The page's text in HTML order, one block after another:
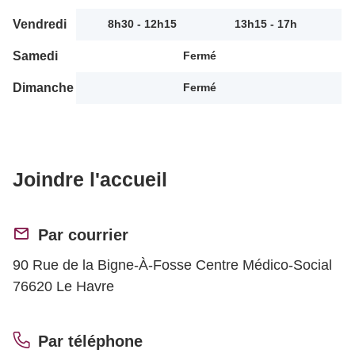
Vendredi 8h30 - 12h15 13h15 - 17h
Samedi Fermé
Dimanche Fermé
Joindre l'accueil
Par courrier
90 Rue de la Bigne-À-Fosse Centre Médico-Social
76620 Le Havre
Par téléphone